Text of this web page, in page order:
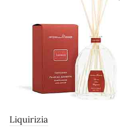
Liquirizia